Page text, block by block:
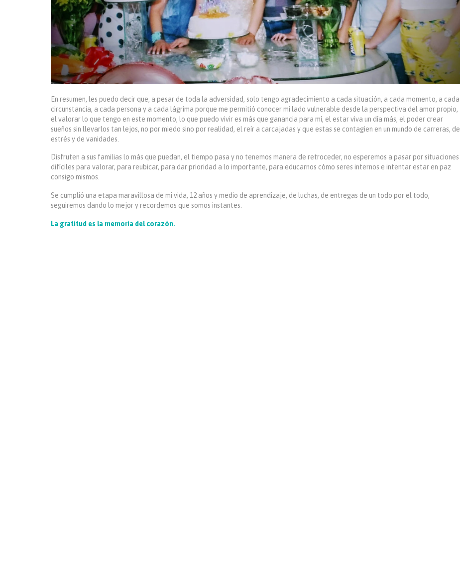
En resumen, les puedo decir que, a pesar de toda la adversidad, solo tengo agradecimiento a cada situación, a cada momento, a cada
circunstancia, a cada persona y a cada lágrima porque me permitió conocer mi lado vulnerable desde la perspectiva del amor propio,
el valorar lo que tengo en este momento, lo que puedo vivir es más que ganancia para mí, el estar viva un día más, el poder crear
sueños sin llevarlos tan lejos, no por miedo sino por realidad, el reír a carcajadas y que estas se contagien en un mundo de carreras, de
estrés y de vanidades.
Disfruten a sus familias lo más que puedan, el tiempo pasa y no tenemos manera de retroceder, no esperemos a pasar por situaciones
difíciles para valorar, para reubicar, para dar prioridad a lo importante, para educarnos cómo seres internos e intentar estar en paz
consigo mismos.
Se cumplió una etapa maravillosa de mi vida, 12 años y medio de aprendizaje, de luchas, de entregas de un todo por el todo,
seguiremos dando lo mejor y recordemos que somos instantes.
La gratitud es la memoria del corazón.